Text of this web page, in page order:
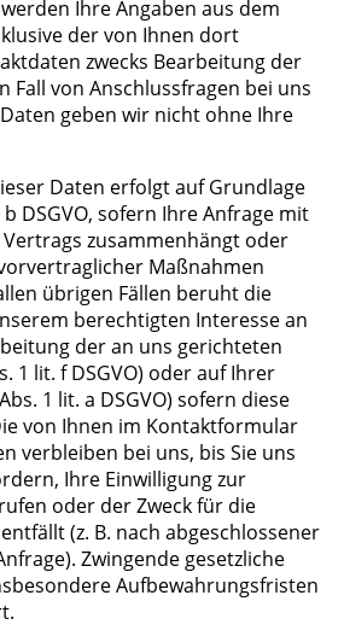
Ihre Angaben aus dem
der von Ihnen dort
zwecks Bearbeitung der
Fall von Anschlussfragen bei uns
geben wir nicht ohne Ihre
Daten erfolgt auf Grundlage
DSGVO, sofern Ihre Anfrage mit
zusammenhängt oder
Maßnahmen
übrigen Fällen beruht die
berechtigten Interesse an
der an uns gerichteten
1 lit. f DSGVO) oder auf Ihrer
1 lit. a DSGVO) sofern diese
von Ihnen im Kontaktformular
verbleiben bei uns, bis Sie uns
Ihre Einwilligung zur
oder der Zweck für die
(z. B. nach abgeschlossener
Zwingende gesetzliche
Aufbewahrungsfristen